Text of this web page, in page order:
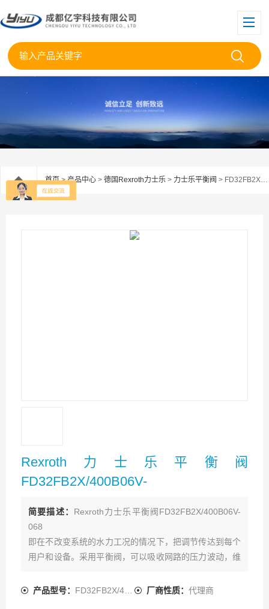
首页>产品中心 > 德国Rexroth力士乐 > 力士乐平衡阀 > FD32FB2X/400B06V-080Rexroth力士乐平衡阀FD32FB2X/400B06V-
Rexroth力士乐平衡阀
FD32FB2X/400B06V-
简要描述： Rexroth力士乐平衡阀FD32FB2X/400B06V-
068
即在不改变系统的水力工况的情况下，把调节传达到每个
用户和设备。采用平衡阀，可以吸收网路的压力波动，维
产品型号： FD32FB2X/400B06V-080 厂商性质： 代理商